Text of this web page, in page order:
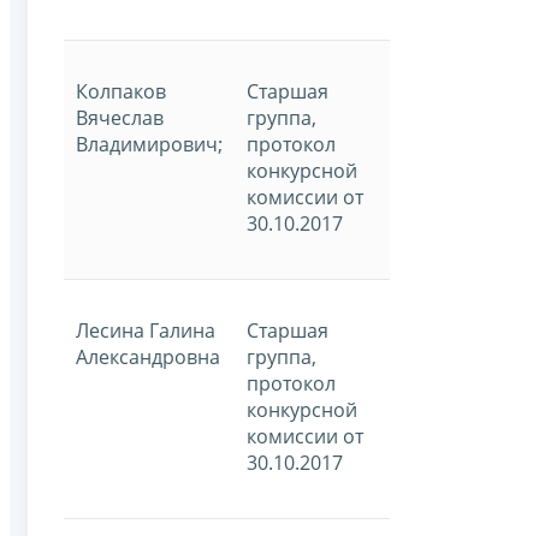
Колпаков
Вячеслав
Владимирович;
Старшая
группа,
протокол
конкурсной
комиссии от
30.10.2017
Лесина Галина
Александровна
Старшая
группа,
протокол
конкурсной
комиссии от
30.10.2017